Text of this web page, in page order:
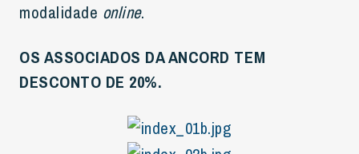
modalidade online.
OS ASSOCIADOS DA ANCORD TEM
DESCONTO DE 20%.